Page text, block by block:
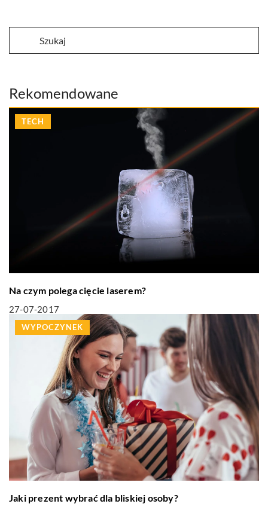
Rekomendowane
TECH
Na czym polega cięcie laserem?
27-07-2017
WYPOCZYNEK
Jaki prezent wybrać dla bliskiej osoby?